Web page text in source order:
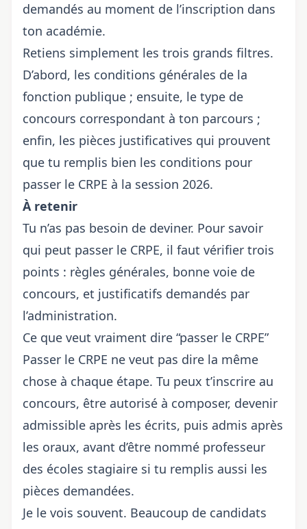
demandés au moment de l’inscription dans
ton académie.
Retiens simplement les trois grands filtres.
D’abord, les conditions générales de la
fonction publique ; ensuite, le type de
concours correspondant à ton parcours ;
enfin, les pièces justificatives qui prouvent
que tu remplis bien les conditions pour
passer le CRPE à la session 2026.
À retenir
Tu n’as pas besoin de deviner. Pour savoir
qui peut passer le CRPE, il faut vérifier trois
points : règles générales, bonne voie de
concours, et justificatifs demandés par
l’administration.
Ce que veut vraiment dire “passer le CRPE”
Passer le CRPE ne veut pas dire la même
chose à chaque étape. Tu peux t’inscrire au
concours, être autorisé à composer, devenir
admissible après les écrits, puis admis après
les oraux, avant d’être nommé professeur
des écoles stagiaire si tu remplis aussi les
pièces demandées.
Je le vois souvent. Beaucoup de candidats